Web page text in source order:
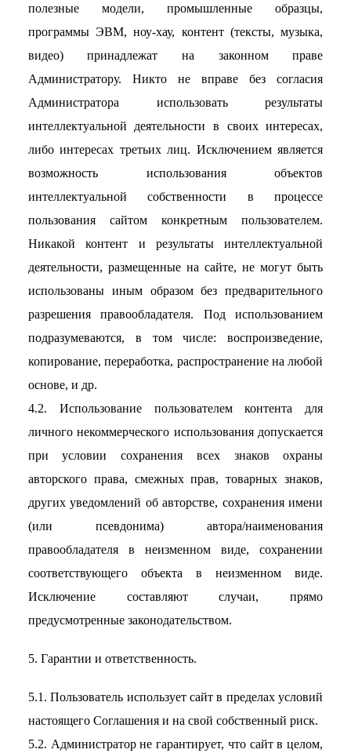
полезные модели, промышленные образцы,
программы ЭВМ, ноу-хау, контент (тексты, музыка,
видео) принадлежат на законном праве
Администратору. Никто не вправе без согласия
Администратора использовать результаты
интеллектуальной деятельности в своих интересах,
либо интересах третьих лиц. Исключением является
возможность использования объектов
интеллектуальной собственности в процессе
пользования сайтом конкретным пользователем.
Никакой контент и результаты интеллектуальной
деятельности, размещенные на сайте, не могут быть
использованы иным образом без предварительного
разрешения правообладателя. Под использованием
подразумеваются, в том числе: воспроизведение,
копирование, переработка, распространение на любой
основе, и др.
4.2. Использование пользователем контента для
личного некоммерческого использования допускается
при условии сохранения всех знаков охраны
авторского права, смежных прав, товарных знаков,
других уведомлений об авторстве, сохранения имени
(или псевдонима) автора/наименования
правообладателя в неизменном виде, сохранении
соответствующего объекта в неизменном виде.
Исключение составляют случаи, прямо
предусмотренные законодательством.
5. Гарантии и ответственность.
5.1. Пользователь использует сайт в пределах условий
настоящего Соглашения и на свой собственный риск.
5.2. Администратор не гарантирует, что сайт в целом,